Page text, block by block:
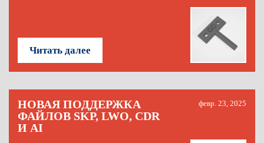
Читать далее
НОВАЯ ПОДДЕРЖКА
ФАЙЛОВ SKP, LWO, CDR
И AI
февр. 23, 2025